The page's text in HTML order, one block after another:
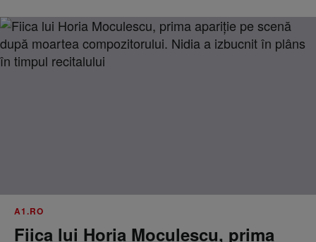
A1.RO
Fiica lui Horia Moculescu, prima